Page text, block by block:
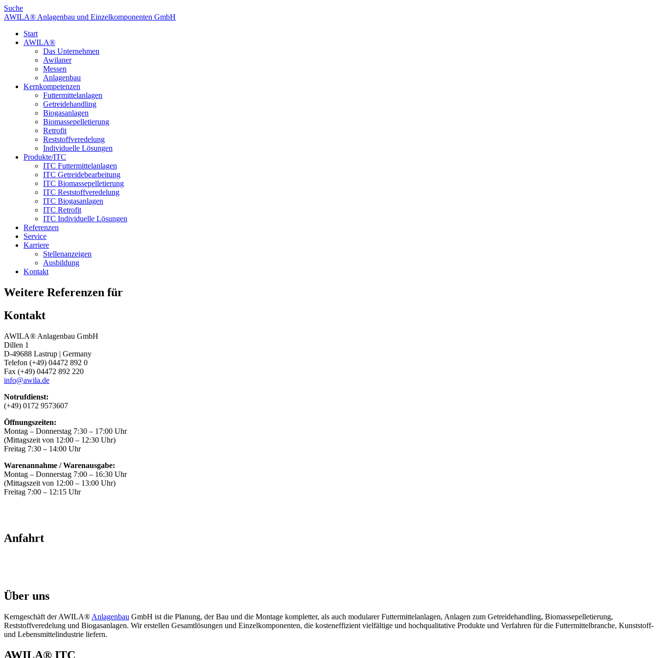
Suche
AWILA® Anlagenbau und Einzelkomponenten GmbH
Start
AWILA®
Das Unternehmen
Awilaner
Messen
Anlagenbau
Kernkompetenzen
Futtermittelanlagen
Getreidehandling
Biogasanlagen
Biomassepelletierung
Retrofit
Reststoffveredelung
Individuelle Lösungen
Produkte/ITC
ITC Futtermittelanlagen
ITC Getreidebearbeitung
ITC Biomassepelletierung
ITC Reststoffveredelung
ITC Biogasanlagen
ITC Retrofit
ITC Individuelle Lösungen
Referenzen
Service
Karriere
Stellenanzeigen
Ausbildung
Kontakt
Weitere Referenzen für
Kontakt
AWILA® Anlagenbau GmbH
Dillen 1
D-49688 Lastrup | Germany
Telefon (+49) 04472 892 0
Fax (+49) 04472 892 220
info@awila.de
Notrufdienst:
(+49) 0172 9573607
Öffnungszeiten:
Montag – Donnerstag 7:30 – 17:00 Uhr
(Mittagszeit von 12:00 – 12:30 Uhr)
Freitag 7:30 – 14:00 Uhr
Warenannahme / Warenausgabe:
Montag – Donnerstag 7:00 – 16:30 Uhr
(Mittagszeit von 12:00 – 13:00 Uhr)
Freitag 7:00 – 12:15 Uhr
Anfahrt
Über uns
Kerngeschäft der AWILA® Anlagenbau GmbH ist die Planung, der Bau und die Montage kompletter, als auch modularer Futtermittelanlagen, Anlagen zum Getreidehandling, Biomassepelletierung,
Reststoffveredelung und Biogasanlagen. Wir erstellen Gesamtlösungen und Einzelkomponenten, die kosteneffizient vielfältige und hochqualitative Produkte und Verfahren für die Futtermittelbranche, Kunststoff-
und Lebensmittelindustrie liefern.
AWILA® ITC